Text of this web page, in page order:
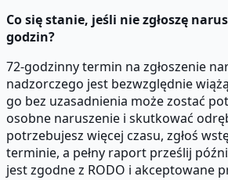
Co się stanie, jeśli nie zgłoszę
godzin?
72-godzinny termin na zgłoszenie
nadzorczego jest bezwzględnie
go bez uzasadnienia może zostać
osobne naruszenie i skutkować
potrzebujesz więcej czasu, zgłoś
terminie, a pełny raport prześlij
jest zgodne z RODO i akceptowane